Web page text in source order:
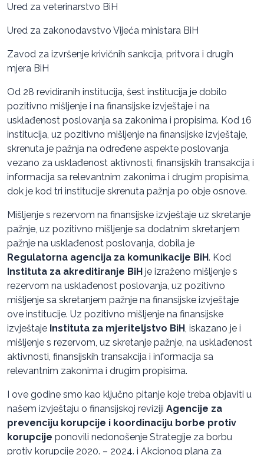
Ured za veterinarstvo BiH
Ured za zakonodavstvo Vijeća ministara BiH
Zavod za izvršenje krivičnih sankcija, pritvora i drugih
mjera BiH
Od 28 revidiranih institucija, šest institucija je dobilo
pozitivno mišljenje i na finansijske izvještaje i na
usklađenost poslovanja sa zakonima i propisima. Kod 16
institucija, uz pozitivno mišljenje na finansijske izvještaje,
skrenuta je pažnja na određene aspekte poslovanja
vezano za usklađenost aktivnosti, finansijskih transakcija i
informacija sa relevantnim zakonima i drugim propisima,
dok je kod tri institucije skrenuta pažnja po obje osnove.
Mišljenje s rezervom na finansijske izvještaje uz skretanje
pažnje, uz pozitivno mišljenje sa dodatnim skretanjem
pažnje na usklađenost poslovanja, dobila je
Regulatorna agencija za komunikacije BiH. Kod
Instituta za akreditiranje BiH je izraženo mišljenje s
rezervom na usklađenost poslovanja, uz pozitivno
mišljenje sa skretanjem pažnje na finansijske izvještaje
ove institucije. Uz pozitivno mišljenje na finansijske
izvještaje Instituta za mjeriteljstvo BiH , iskazano je i
mišljenje s rezervom, uz skretanje pažnje, na usklađenost
aktivnosti, finansijskih transakcija i informacija sa
relevantnim zakonima i drugim propisima.
I ove godine smo kao ključno pitanje koje treba objaviti u
našem izvještaju o finansijskoj reviziji Agencije za
prevenciju korupcije i koordinaciju borbe protiv
korupcije ponovili nedonošenje Strategije za borbu
protiv korupcije 2020. – 2024. i Akcionog plana za